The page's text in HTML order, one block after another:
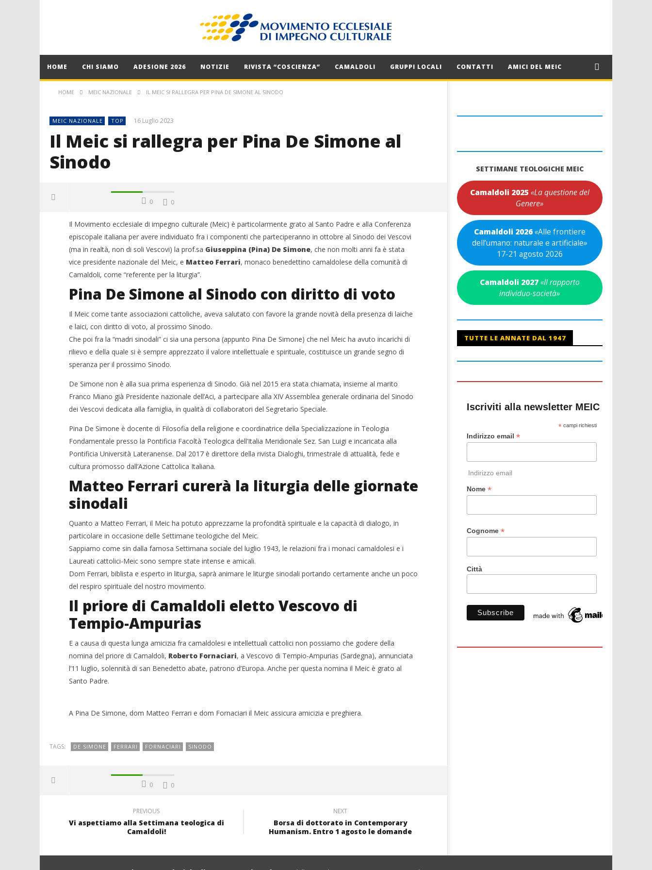
HOME CHI SIAMO ADESIONE 2026 NOTIZIE RIVISTA “COSCIENZA” CAMALDOLI GRUPPI LOCALI CONTATTI AMICI DEL MEIC
HOME MEIC NAZIONALE IL MEIC SI RALLEGRA PER PINA DE SIMONE AL SINODO
MEIC NAZIONALE TOP 16 Luglio 2023
Il Meic si rallegra per Pina De Simone al
Sinodo
0 0
Il Movimento ecclesiale di impegno culturale (Meic) è particolarmente grato al Santo Padre e alla Conferenza
episcopale italiana per avere individuato fra i componenti che parteciperanno in ottobre al Sinodo dei Vescovi
(ma in realtà, non di soli Vescovi) la prof.sa Giuseppina (Pina) De Simone, che non molti anni fa è stata
vice presidente nazionale del Meic, e Matteo Ferrari, monaco benedettino camaldolese della comunità di
Camaldoli, come “referente per la liturgia”.
Pina De Simone al Sinodo con diritto di voto
Il Meic come tante associazioni cattoliche, aveva salutato con favore la grande novità della presenza di laiche
e laici, con diritto di voto, al prossimo Sinodo.
Che poi fra la “madri sinodali” ci sia una persona (appunto Pina De Simone) che nel Meic ha avuto incarichi di
rilievo e della quale si è sempre apprezzato il valore intellettuale e spirituale, costituisce un grande segno di
speranza per il prossimo Sinodo.
De Simone non è alla sua prima esperienza di Sinodo. Già nel 2015 era stata chiamata, insieme al marito
Franco Miano già Presidente nazionale dell’Aci, a partecipare alla XIV Assemblea generale ordinaria del Sinodo
dei Vescovi dedicata alla famiglia, in qualità di collaboratori del Segretario Speciale.
Pina De Simone è docente di Filosofia della religione e coordinatrice della Specializzazione in Teologia
Fondamentale presso la Pontificia Facoltà Teologica dell’Italia Meridionale Sez. San Luigi e incaricata alla
Pontificia Università Lateranense. Dal 2017 è direttore della rivista Dialoghi, trimestrale di attualità, fede e
cultura promosso dall’Azione Cattolica Italiana.
Matteo Ferrari curerà la liturgia delle giornate
sinodali
Quanto a Matteo Ferrari, il Meic ha potuto apprezzarne la profondità spirituale e la capacità di dialogo, in
particolare in occasione delle Settimane teologiche del Meic.
Sappiamo come sin dalla famosa Settimana sociale del luglio 1943, le relazioni fra i monaci camaldolesi e i
Laureati cattolici-Meic sono sempre state intense e amicali.
Dom Ferrari, biblista e esperto in liturgia, saprà animare le liturgie sinodali portando certamente anche un poco
del respiro spirituale del nostro movimento.
Il priore di Camaldoli eletto Vescovo di
Tempio-Ampurias
E a causa di questa lunga amicizia fra camaldolesi e intellettuali cattolici non possiamo che godere della
nomina del priore di Camaldoli, Roberto Fornaciari, a Vescovo di Tempio-Ampurias (Sardegna), annunciata
l’11 luglio, solennità di san Benedetto abate, patrono d’Europa. Anche per questa nomina il Meic è grato al
Santo Padre.
A Pina De Simone, dom Matteo Ferrari e dom Fornaciari il Meic assicura amicizia e preghiera.
TAGS: DE SIMONE FERRARI FORNACIARI SINODO
0 0
PREVIOUS
Vi aspettiamo alla Settimana teologica di
Camaldoli!
NEXT
Borsa di dottorato in Contemporary
Humanism. Entro 1 agosto le domande
SETTIMANE TEOLOGICHE MEIC
Camaldoli 2025 «La questione del
Genere»
Camaldoli 2026«Alle frontiere
dell’umano: naturale e artificiale»
17-21 agosto 2026
Camaldoli 2027 «Il rapporto
individuo-società»
TUTTE LE ANNATE DAL 1947
Iscriviti alla newsletter MEIC
* campi richiesti
Indirizzo email *
Indirizzo email
Nome *
Cognome *
Città